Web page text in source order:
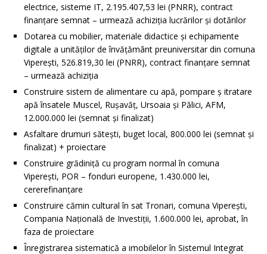
electrice, sisteme IT, 2.195.407,53 lei (PNRR), contract
finanțare semnat – urmează achiziția lucrărilor și dotărilor
Dotarea cu mobilier, materiale didactice și echipamente
digitale a unităților de învățământ preuniversitar din comuna
Viperești, 526.819,30 lei (PNRR), contract finanțare semnat
– urmează achiziția
Construire sistem de alimentare cu apă, pompare ș itratare
apă însatele Muscel, Rușavăț, Ursoaia și Pălici, AFM,
12.000.000 lei (semnat și finalizat)
Asfaltare drumuri sătești, buget local, 800.000 lei (semnat și
finalizat) + proiectare
Construire grădiniță cu program normal în comuna
Viperești, POR – fonduri europene, 1.430.000 lei,
cererefinanțare
Construire cămin cultural în sat Tronari, comuna Viperești,
Compania Națională de Investiții, 1.600.000 lei, aprobat, în
faza de proiectare
Înregistrarea sistematică a imobilelor în Sistemul Integrat